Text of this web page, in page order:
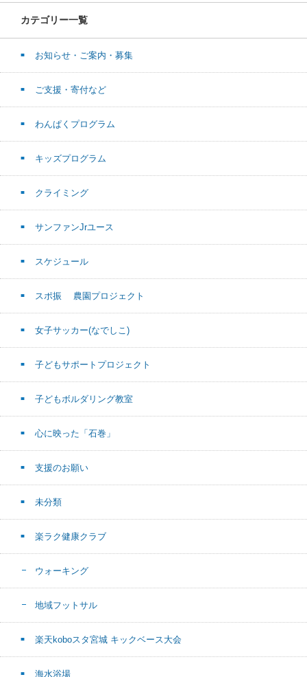
カテゴリー一覧
お知らせ・ご案内・募集
ご支援・寄付など
わんぱくプログラム
キッズプログラム
クライミング
サンファンJrユース
スケジュール
スポ振 農園プロジェクト
女子サッカー(なでしこ)
子どもサポートプロジェクト
子どもボルダリング教室
心に映った「石巻」
支援のお願い
未分類
楽ラク健康クラブ
ウォーキング
地域フットサル
楽天koboスタ宮城 キックベース大会
海水浴場